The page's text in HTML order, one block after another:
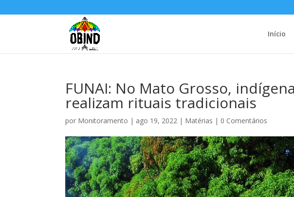
Início
FUNAI: No Mato Grosso,
realizam rituais tradicionais
por Monitoramento | ago 19, 2022 | Matérias | 0 Comentários